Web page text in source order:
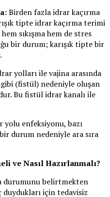
Birden fazla idrar kaçırma
tipte idrar kaçırma terimi
sıkışma hem de stres
bir durum; karışık tipte bir
yolları ile vajina arasında
gibi (fistül) nedeniyle oluşan
Bu fistül idrar kanalı ile
yolu enfeksiyonu, bazı
durum nedeniyle ara sıra
ve Nasıl Hazırlanmalı?
durumunu belirtmekten
için tedavisiz